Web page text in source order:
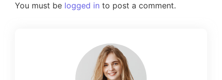
You must be logged in to post a comment.